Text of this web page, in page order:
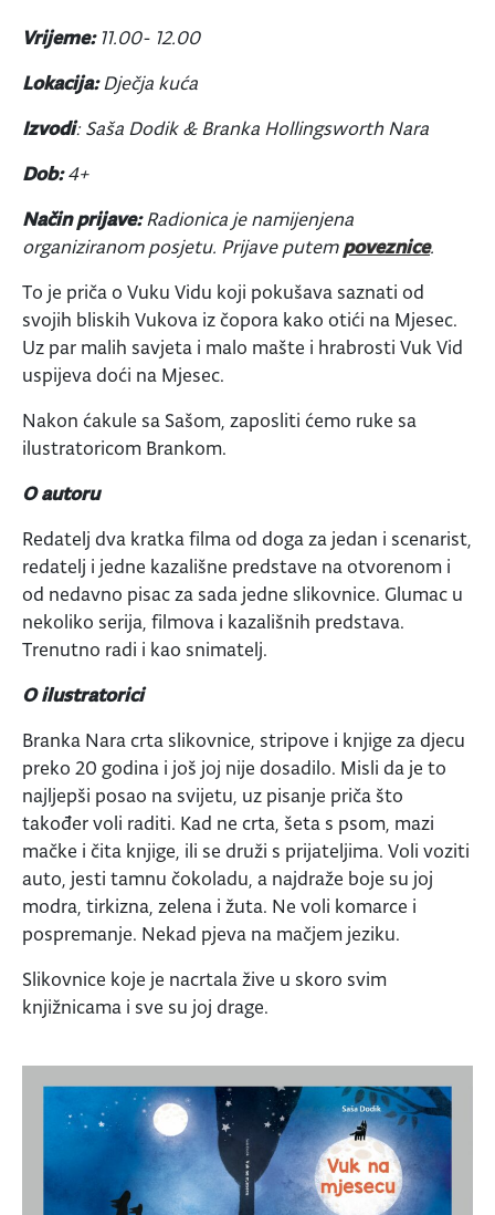
Vrijeme:11.00- 12.00
Lokacija:Dječja kuća
Izvodi: Saša Dodik & Branka Hollingsworth Nara
Dob:4+
Način prijave:Radionica je namijenjena
organiziranom posjetu. Prijave putempoveznice.
To je priča o Vuku Vidu koji pokušava saznati od
svojih bliskih Vukova iz čopora kako otići na Mjesec.
Uz par malih savjeta i malo mašte i hrabrosti Vuk Vid
uspijeva doći na Mjesec.
Nakon ćakule sa Sašom, zaposliti ćemo ruke sa
ilustratoricom Brankom.
O autoru
Redatelj dva kratka filma od doga za jedan i scenarist,
redatelj i jedne kazališne predstave na otvorenom i
od nedavno pisac za sada jedne slikovnice. Glumac u
nekoliko serija, filmova i kazališnih predstava.
Trenutno radi i kao snimatelj.
O ilustratorici
Branka Nara crta slikovnice, stripove i knjige za djecu
preko 20 godina i još joj nije dosadilo. Misli da je to
najljepši posao na svijetu, uz pisanje priča što
također voli raditi. Kad ne crta, šeta s psom, mazi
mačke i čita knjige, ili se druži s prijateljima. Voli voziti
auto, jesti tamnu čokoladu, a najdraže boje su joj
modra, tirkizna, zelena i žuta. Ne voli komarce i
pospremanje. Nekad pjeva na mačjem jeziku.
Slikovnice koje je nacrtala žive u skoro svim
knjižnicama i sve su joj drage.